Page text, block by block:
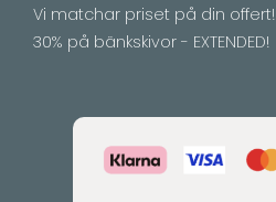
Vi matchar priset på din offert!
30% på bänkskivor - EXTENDED!